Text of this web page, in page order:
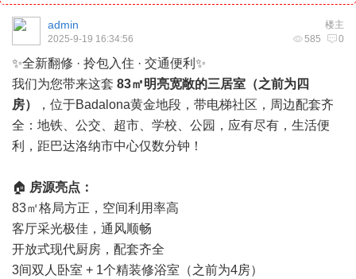
楼主
admin
585 0
2025-9-19 16:34:56
✨全新翻修 · 拎包入住 · 交通便利✨
我们为您带来这套 83㎡明亮宽敞的三居室（之前为四
房）
，位于Badalona黄金地段，带电梯社区，周边配套齐
全：地铁、公交、超市、学校、公园，应有尽有，生活便
利，距巴达洛纳市中心仅数分钟！
🏠 房源亮点：
83㎡格局方正，空间利用率高
客厅采光极佳，通风顺畅
开放式现代厨房，配套齐全
3间双人卧室 + 1个精装修浴室（之前为4房）